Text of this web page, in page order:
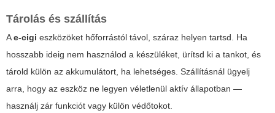
Tárolás és szállítás
Ae-cigi eszközöket hőforrástól távol, száraz helyen tartsd. Ha
hosszabb ideig nem használod a készüléket, ürítsd ki a tankot, és
tárold külön az akkumulátort, ha lehetséges. Szállításnál ügyelj
arra, hogy az eszköz ne legyen véletlenül aktív állapotban —
használj zár funkciót vagy külön védőtokot.